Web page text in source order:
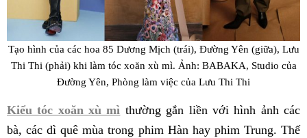
Tạo hình của các hoa 85 Dương Mịch (trái), Đường Yên (giữa), Lưu
Thi Thi (phải) khi làm tóc xoăn xù mì. Ảnh: BABAKA, Studio của
Đường Yên, Phòng làm việc của Lưu Thi Thi
Kiểu tóc xoăn xù mì thường gắn liền với hình ảnh các
bà, các dì quê mùa trong phim Hàn hay phim Trung. Thế